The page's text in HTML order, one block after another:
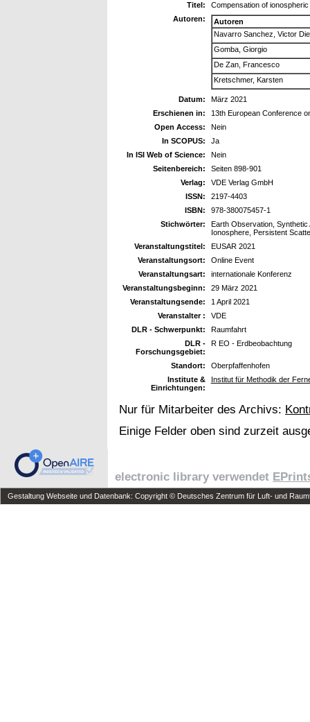
Titel:
Compensation of
Autoren:
Autoren
Navarro Sanchez, Victor
Gomba, Giorgio
De Zan, Francesco
Kretschmer, Karsten
Datum:
März 2021
Erschienen in:
13th European Conference
Open Access:
Nein
In SCOPUS:
Ja
In ISI Web of Science:
Nein
Seitenbereich:
Seiten 898-901
Verlag:
VDE Verlag GmbH
ISSN:
2197-4403
ISBN:
978-380075457-1
Stichwörter:
Earth Observation,
Ionosphere, Persistent
Veranstaltungstitel:
EUSAR 2021
Veranstaltungsort:
Online Event
Veranstaltungsart:
internationale Konferenz
Veranstaltungsbeginn:
29 März 2021
Veranstaltungsende:
1 April 2021
Veranstalter :
VDE
DLR - Schwerpunkt:
Raumfahrt
DLR -
Forschungsgebiet:
R EO - Erdbeobachtung
Standort:
Oberpfaffenhofen
Institute &
Einrichtungen:
Institut für Methodik der
Nur für Mitarbeiter des Archivs:
Einige Felder oben sind zurzeit
electronic library verwendet
Gestaltung Webseite und Datenbank: Copyright © Deutsches Zentrum für Luft- und